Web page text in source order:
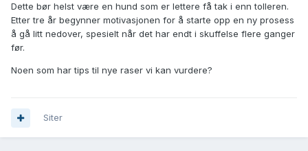
Dette bør helst være en hund som er lettere få tak i enn tolleren.
Etter tre år begynner motivasjonen for å starte opp en ny prosess
å gå litt nedover, spesielt når det har endt i skuffelse flere ganger
før.
Noen som har tips til nye raser vi kan vurdere?
Siter